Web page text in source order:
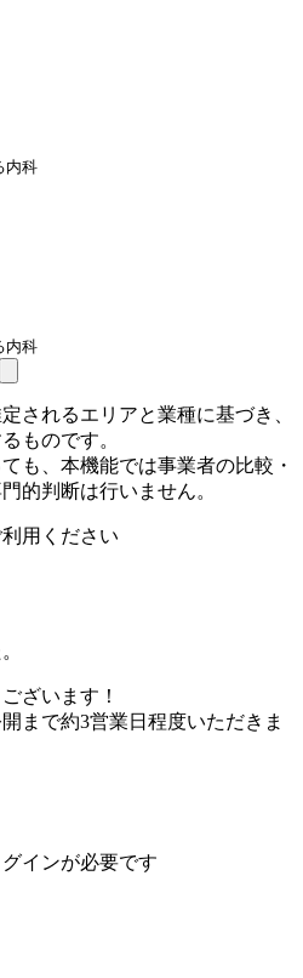
内科
内科
されるエリアと業種に基づき、
ものです。
も、本機能では事業者の比較・
的判断は行いません。
用ください
ざいます！
まで約3営業日程度いただきま
インが必要です